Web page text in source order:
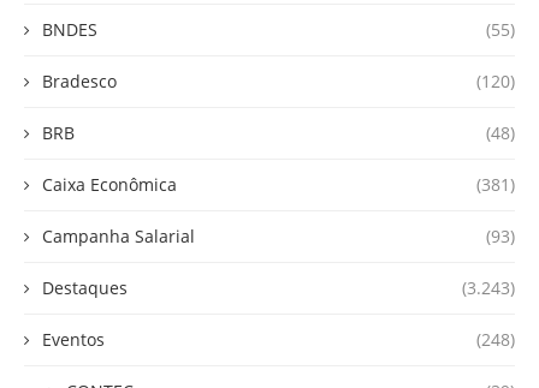
BNDES (55)
Bradesco (120)
BRB (48)
Caixa Econômica (381)
Campanha Salarial (93)
Destaques (3.243)
Eventos (248)